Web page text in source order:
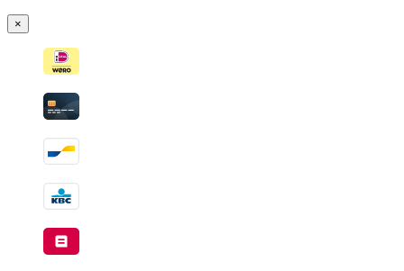
verzonden
wanneer
beschikbaar
×